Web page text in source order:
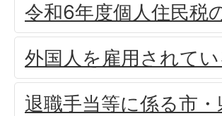
令和6年度個人住民税
外国人を雇用されて
退職手当等に係る市